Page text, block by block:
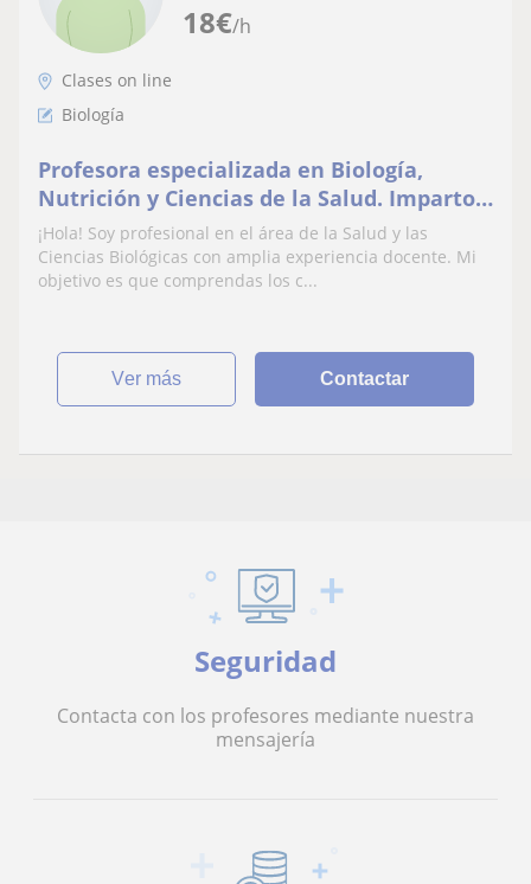
18€/h
Clases on line
Biología
Profesora especializada en Biología,
Nutrición y Ciencias de la Salud. Imparto
clases particulares 100% online horarios
flexibles
¡Hola! Soy profesional en el área de la Salud y las
Ciencias Biológicas con amplia experiencia docente. Mi
objetivo es que comprendas los c...
ver más Contactar
Seguridad
Contacta con los profesores mediante nuestra
mensajería